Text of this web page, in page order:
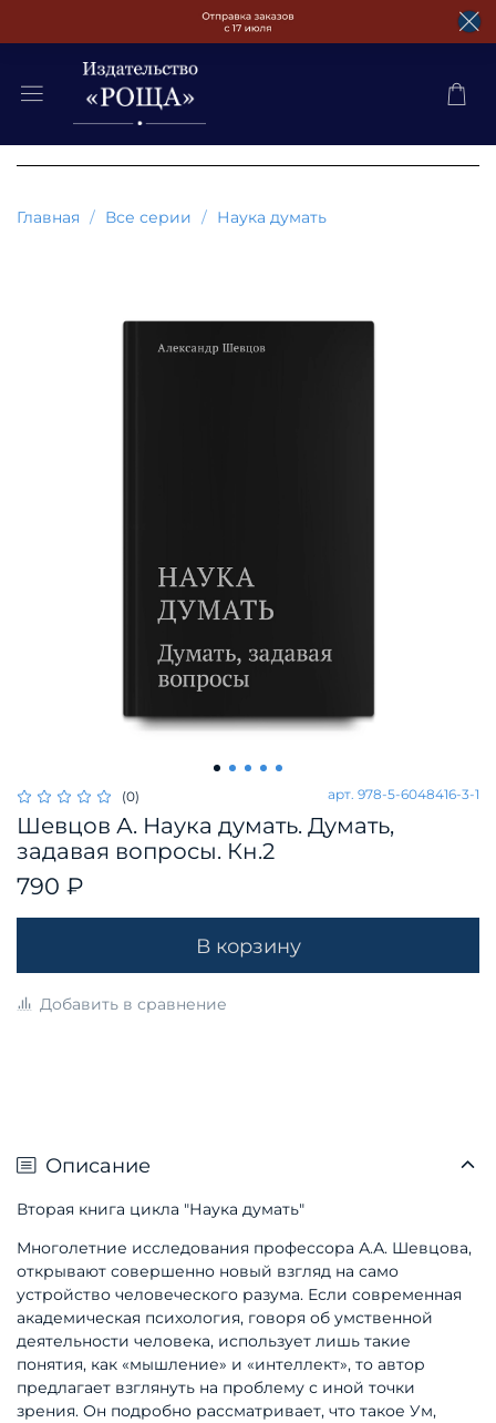
Главная Все серии Наука думать
(0) арт. 978-5-6048416-3-1
Шевцов А. Наука думать. Думать,
задавая вопросы. Кн.2
790 ₽
В корзину
Добавить в сравнение
Описание
Вторая книга цикла "Наука думать"
Многолетние исследования профессора А.А. Шевцова,
открывают совершенно новый взгляд на само
устройство человеческого разума. Если современная
академическая психология, говоря об умственной
деятельности человека, использует лишь такие
понятия, как «мышление» и «интеллект», то автор
предлагает взглянуть на проблему с иной точки
зрения. Он подробно рассматривает, что такое Ум,